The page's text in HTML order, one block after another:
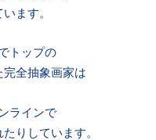
ます。
トップの
全抽象画家は
ラインで
りしています。